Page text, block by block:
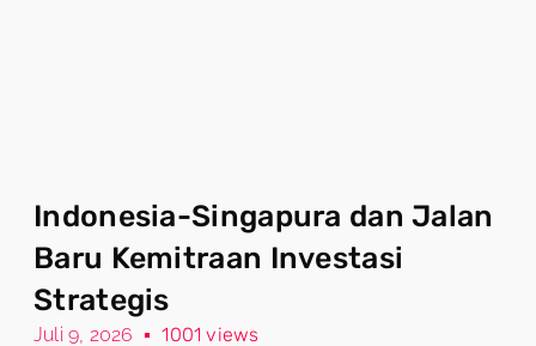
Indonesia-Singapura dan Jalan
Baru Kemitraan Investasi
Strategis
Juli 9, 2026 1001 views